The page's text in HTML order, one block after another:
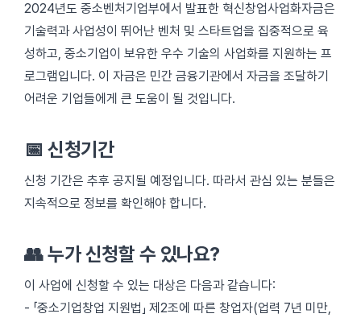
2024년도 중소벤처기업부에서 발표한 혁신창업사업화자금은
기술력과 사업성이 뛰어난 벤처 및 스타트업을 집중적으로 육
성하고, 중소기업이 보유한 우수 기술의 사업화를 지원하는 프
로그램입니다. 이 자금은 민간 금융기관에서 자금을 조달하기
어려운 기업들에게 큰 도움이 될 것입니다.
📅 신청기간
신청 기간은 추후 공지될 예정입니다. 따라서 관심 있는 분들은
지속적으로 정보를 확인해야 합니다.
👥 누가 신청할 수 있나요?
이 사업에 신청할 수 있는 대상은 다음과 같습니다:
- 「중소기업창업 지원법」 제2조에 따른 창업자(업력 7년 미만,